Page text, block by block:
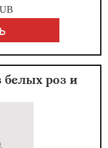
белых роз и